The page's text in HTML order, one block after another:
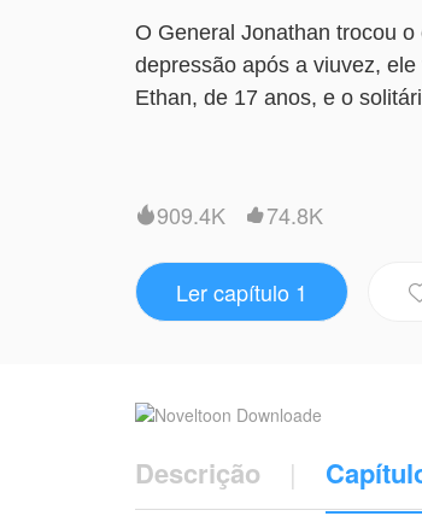
O General Jonathan trocou
depressão após a viuvez,
Ethan, de 17 anos, e o
Enquanto a pequena Sofie,a
Jonathan e Melissa
história sensível sobre
909.4K 74.8K
Ler capítulo 1
Descrição |